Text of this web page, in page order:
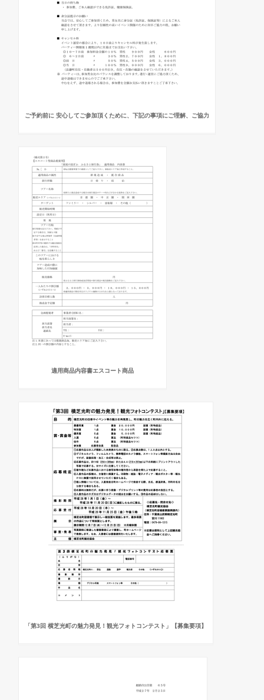
ご予約前に 安心してご参加頂くために、下記の事項にご理解、ご協力
適用商品内容書エスコート商品
「第3回 横芝光町の魅力発見！観光フォトコンテスト」【募集要項】